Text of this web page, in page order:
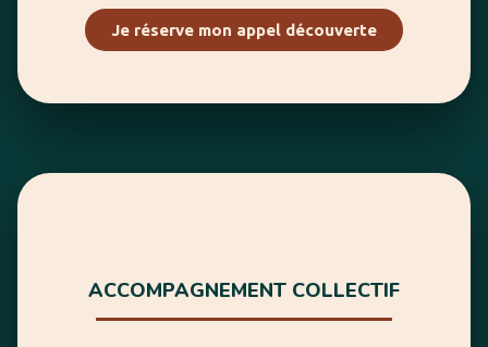
Je réserve mon appel découverte
ACCOMPAGNEMENT COLLECTIF